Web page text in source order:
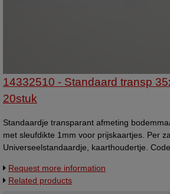
14332510 - Standaard transp
20stuk
Standaardje transparant afmeting
met sleufdikte 1mm voor prijskaartjes. Per
Universeelstandaardje, kaarthoudertje.
Request more information
Related products